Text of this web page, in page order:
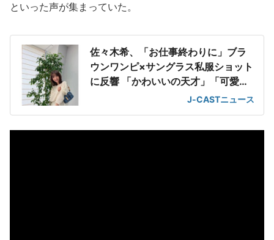
といった声が集まっていた。
佐々木希、「お仕事終わりに」ブラ
ウンワンピ×サングラス私服ショット
に反響 「かわいいの天才」「可愛い
J-CASTニュース